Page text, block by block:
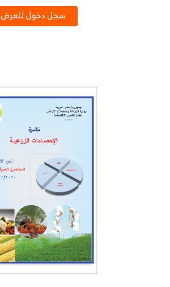
سجل دخول للعرض